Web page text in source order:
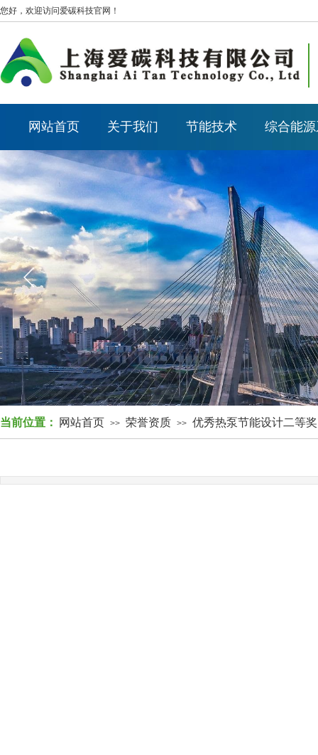
您好，欢迎访问爱碳科技官网！
网站首页 关于我们 节能技术 综合能
当前位置： 网站首页 >> 荣誉资质 >> 优秀热泵节能设计二等奖